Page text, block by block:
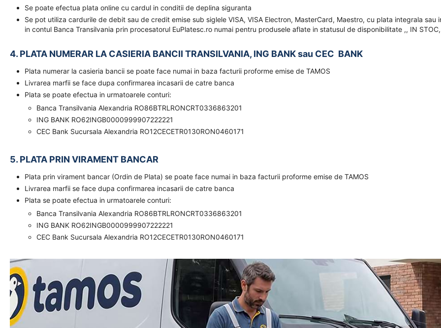
Se poate efectua plata online cu cardul in conditii de deplina siguranta
Se pot utiliza cardurile de debit sau de credit emise sub siglele VISA, VISA Electron, MasterCard, Maestro, cu plata integrala sau
in contul Banca Transilvania prin procesatorul EuPlatesc.ro numai pentru produsele aflate in statusul de disponibilitate ,, IN
4. PLATA NUMERAR LA CASIERIA BANCII TRANSILVANIA, ING BANK sau CEC BANK
Plata numerar la casieria bancii se poate face numai in baza facturii proforme emise de TAMOS
Livrarea marfii se face dupa confirmarea incasarii de catre banca
Plata se poate efectua in urmatoarele conturi:
Banca Transilvania Alexandria RO86BTRLRONCRT0336863201
ING BANK RO62INGB0000999907222221
CEC Bank Sucursala Alexandria RO12CECETR0130RON0460171
5. PLATA PRIN VIRAMENT BANCAR
Plata prin virament bancar (Ordin de Plata) se poate face numai in baza facturii proforme emise de TAMOS
Livrarea marfii se face dupa confirmarea incasarii de catre banca
Plata se poate efectua in urmatoarele conturi:
Banca Transilvania Alexandria RO86BTRLRONCRT0336863201
ING BANK RO62INGB0000999907222221
CEC Bank Sucursala Alexandria RO12CECETR0130RON0460171